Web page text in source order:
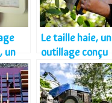
un
pour
Le taille haie, un
outillage conçu
pour un
entretien idéal
de votre jardin